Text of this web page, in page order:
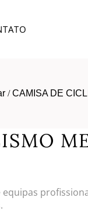
/CAMISA DE